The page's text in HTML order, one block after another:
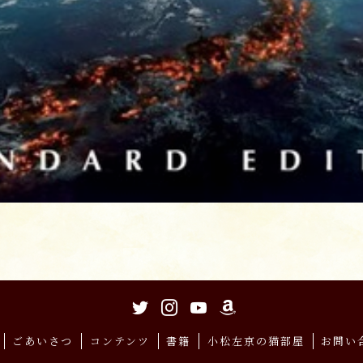
ごあいさつ コンテンツ 書籍 小松左京の猫部屋 お問い